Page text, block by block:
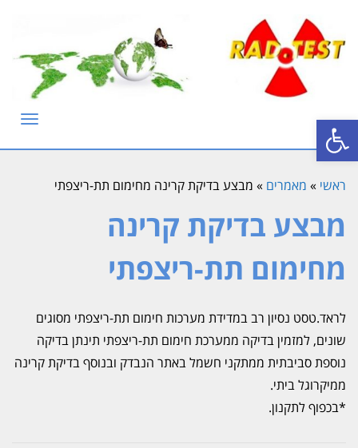
פתח סרגל נגישות
ראשי » מאמרים » מבצע בדיקת קרינה מחימום תת-ריצפתי
מבצע בדיקת קרינה
מחימום תת-ריצפתי
לראד.טסט נסיון רב במדידת מערכות חימום תת-ריצפתי מסוגים
שונים, למזמין בדיקה ממערכת חימום תת-ריצפתי תינתן בדיקה
נוספת סביבתית ממתקני חשמל באתר הנבדק ובנוסף בדיקת קרינה
ממיקרוגל ביתי.
*בכפוף לתקנון.